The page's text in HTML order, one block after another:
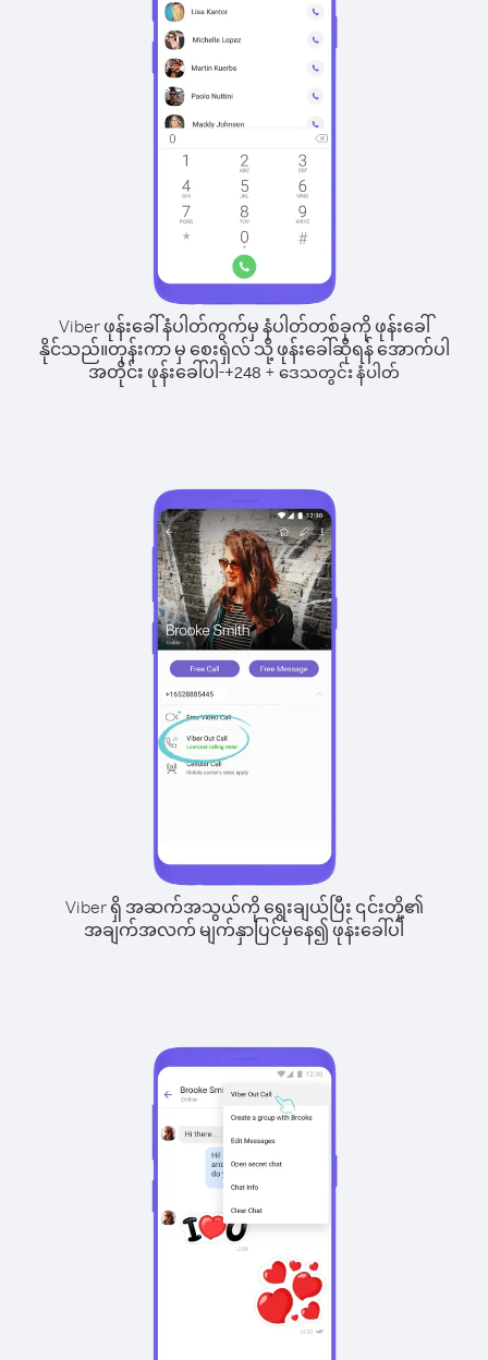
Viber ဖုန်းခေါ်နံပါတ်ကွက်မှ နံပါတ်တစ်ခုကို ဖုန်းခေါ်
နိုင်သည်။တုန်းကာ မှ စေးရှဲလ် သို့ ဖုန်းခေါ်ဆိုရန် အောက်ပါ
အတိုင်း ဖုန်းခေါ်ပါ-+248 + ဒေသတွင်း နံပါတ်
Viber ရှိ အဆက်အသွယ်ကို ရွေးချယ်ပြီး ၎င်းတို့၏
အချက်အလက် မျက်နှာပြင်မှနေ၍ ဖုန်းခေါ်ပါ